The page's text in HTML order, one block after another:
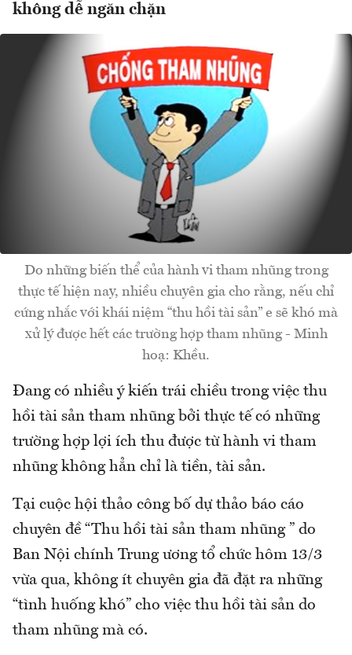
không dễ ngăn chặn
Do những biến thể của hành vi tham nhũng trong
thực tế hiện nay, nhiều chuyên gia cho rằng, nếu chỉ
cứng nhắc với khái niệm “thu hồi tài sản” e sẽ khó mà
xử lý được hết các trường hợp tham nhũng - Minh
hoạ: Khều.
Đang có nhiều ý kiến trái chiều trong việc thu
hồi tài sản tham nhũng bởi thực tế có những
trường hợp lợi ích thu được từ hành vi tham
nhũng không hẳn chỉ là tiền, tài sản.
Tại cuộc hội thảo công bố dự thảo báo cáo
chuyên đề “Thu hồi tài sản tham nhũng ” do
Ban Nội chính Trung ương tổ chức hôm 13/3
vừa qua, không ít chuyên gia đã đặt ra những
“tình huống khó” cho việc thu hồi tài sản do
tham nhũng mà có.